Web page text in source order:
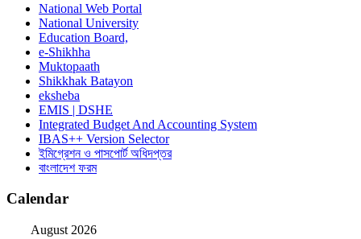
National Web Portal
National University
Education Board,
e-Shikhha
Muktopaath
Shikkhak Batayon
eksheba
EMIS | DSHE
Integrated Budget And Accounting System
IBAS++ Version Selector
ইমিগ্রেশন ও পাসপোর্ট অধিদপ্তর
বাংলাদেশ ফরম
Calendar
August 2026